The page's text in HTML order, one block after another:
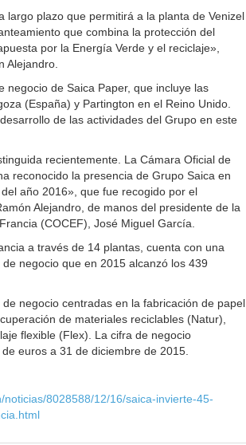
plazo que permitirá a la planta de Venizel
que combina la protección del
por la Energía Verde y el reciclaje»,
Alejandro.
negocio de Saica Paper, que incluye las
(España) y Partington en el Reino Unido.
de las actividades del Grupo en este
recientemente. La Cámara Oficial de
reconocido la presencia de Grupo Saica en
año 2016», que fue recogido por el
Alejandro, de manos del presidente de la
(COCEF), José Miguel García.
a través de 14 plantas, cuenta con una
negocio que en 2015 alcanzó los 439
negocio centradas en la fabricación de papel
de materiales reciclables (Natur),
flexible (Flex). La cifra de negocio
euros a 31 de diciembre de 2015.
8028588/12/16/saica-invierte-45-